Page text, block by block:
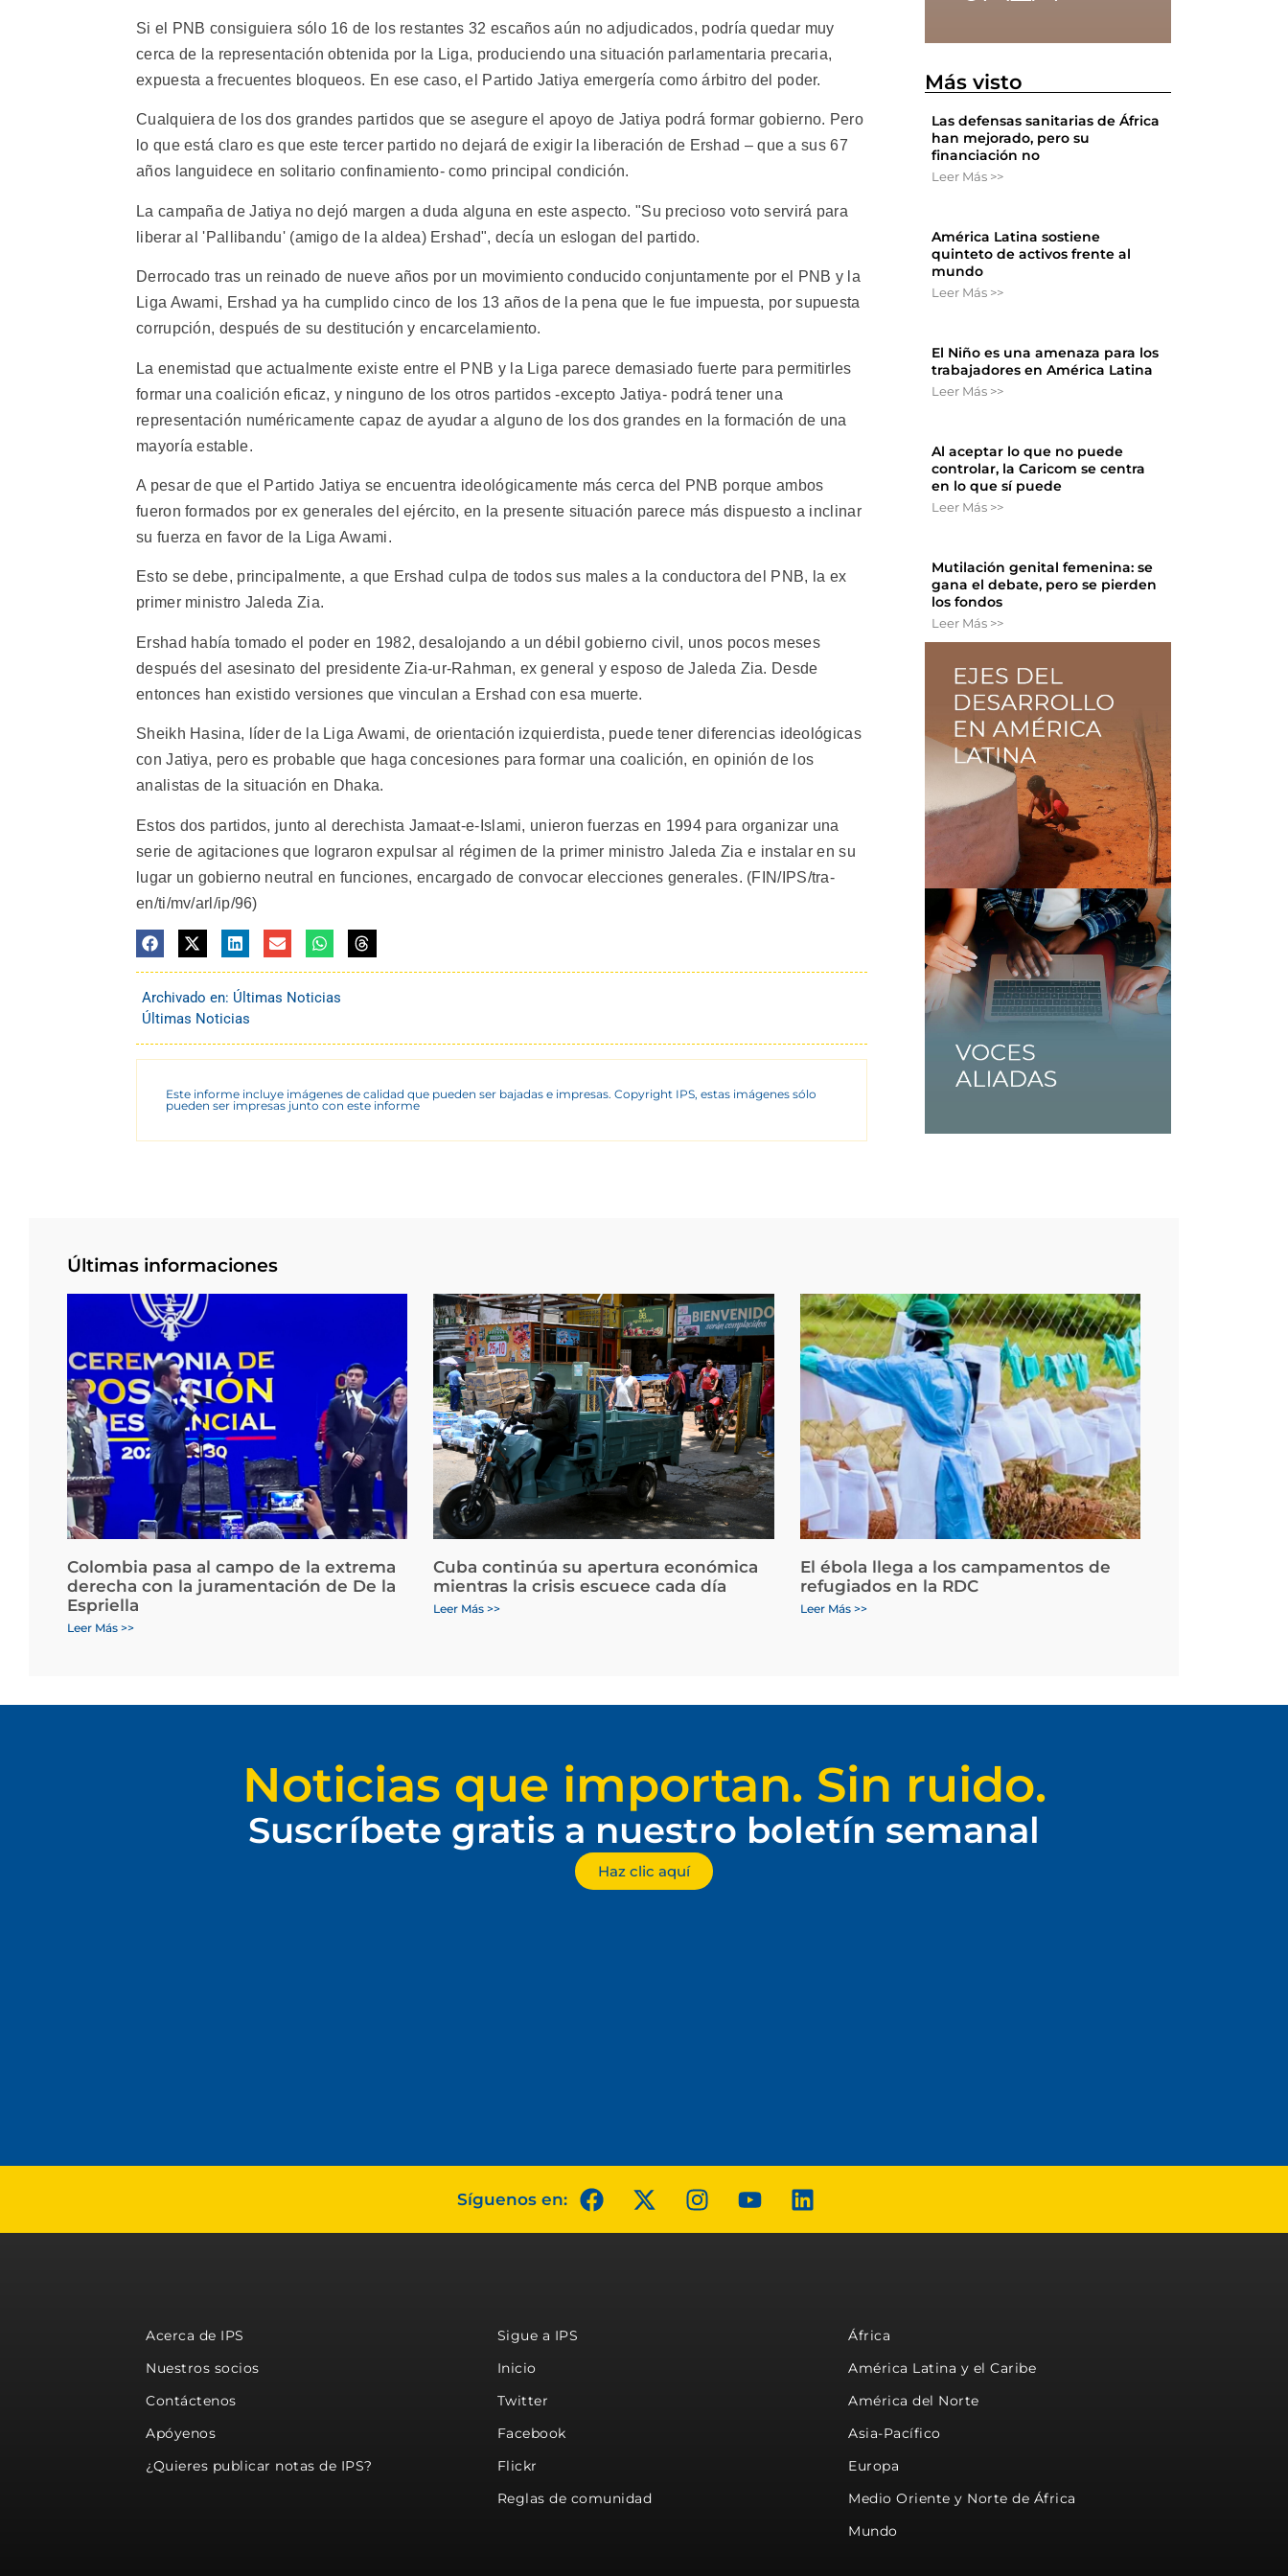
Si el PNB consiguiera sólo 16 de los restantes 32 escaños aún no adjudicados, podría quedar muy
cerca de la representación obtenida por la Liga, produciendo una situación parlamentaria precaria,
expuesta a frecuentes bloqueos. En ese caso, el Partido Jatiya emergería como árbitro del poder.
Cualquiera de los dos grandes partidos que se asegure el apoyo de Jatiya podrá formar gobierno. Pero
lo que está claro es que este tercer partido no dejará de exigir la liberación de Ershad – que a sus 67
años languidece en solitario confinamiento- como principal condición.
La campaña de Jatiya no dejó margen a duda alguna en este aspecto. "Su precioso voto servirá para
liberar al 'Pallibandu' (amigo de la aldea) Ershad", decía un eslogan del partido.
Derrocado tras un reinado de nueve años por un movimiento conducido conjuntamente por el PNB y la
Liga Awami, Ershad ya ha cumplido cinco de los 13 años de la pena que le fue impuesta, por supuesta
corrupción, después de su destitución y encarcelamiento.
La enemistad que actualmente existe entre el PNB y la Liga parece demasiado fuerte para permitirles
formar una coalición eficaz, y ninguno de los otros partidos -excepto Jatiya- podrá tener una
representación numéricamente capaz de ayudar a alguno de los dos grandes en la formación de una
mayoría estable.
A pesar de que el Partido Jatiya se encuentra ideológicamente más cerca del PNB porque ambos
fueron formados por ex generales del ejército, en la presente situación parece más dispuesto a inclinar
su fuerza en favor de la Liga Awami.
Esto se debe, principalmente, a que Ershad culpa de todos sus males a la conductora del PNB, la ex
primer ministro Jaleda Zia.
Ershad había tomado el poder en 1982, desalojando a un débil gobierno civil, unos pocos meses
después del asesinato del presidente Zia-ur-Rahman, ex general y esposo de Jaleda Zia. Desde
entonces han existido versiones que vinculan a Ershad con esa muerte.
Sheikh Hasina, líder de la Liga Awami, de orientación izquierdista, puede tener diferencias ideológicas
con Jatiya, pero es probable que haga concesiones para formar una coalición, en opinión de los
analistas de la situación en Dhaka.
Estos dos partidos, junto al derechista Jamaat-e-Islami, unieron fuerzas en 1994 para organizar una
serie de agitaciones que lograron expulsar al régimen de la primer ministro Jaleda Zia e instalar en su
lugar un gobierno neutral en funciones, encargado de convocar elecciones generales. (FIN/IPS/tra-
en/ti/mv/arl/ip/96)
Archivado en: Últimas Noticias
Últimas Noticias
Este informe incluye imágenes de calidad que pueden ser bajadas e impresas. Copyright IPS, estas imágenes sólo
pueden ser impresas junto con este informe
Más visto
Las defensas sanitarias de África
han mejorado, pero su
financiación no
Leer Más >>
América Latina sostiene
quinteto de activos frente al
mundo
Leer Más >>
El Niño es una amenaza para los
trabajadores en América Latina
Leer Más >>
Al aceptar lo que no puede
controlar, la Caricom se centra
en lo que sí puede
Leer Más >>
Mutilación genital femenina: se
gana el debate, pero se pierden
los fondos
Leer Más >>
Últimas informaciones
Colombia pasa al campo de la extrema
derecha con la juramentación de De la
Espriella
Leer Más >>
Cuba continúa su apertura económica
mientras la crisis escuece cada día
Leer Más >>
El ébola llega a los campamentos de
refugiados en la RDC
Leer Más >>
Noticias que importan. Sin ruido.
Suscríbete gratis a nuestro boletín semanal
Haz clic aquí
Síguenos en:
Acerca de IPS
Nuestros socios
Contáctenos
Apóyenos
¿Quieres publicar notas de IPS?
Sigue a IPS
Inicio
Twitter
Facebook
Flickr
Reglas de comunidad
África
América Latina y el Caribe
América del Norte
Asia-Pacífico
Europa
Medio Oriente y Norte de África
Mundo